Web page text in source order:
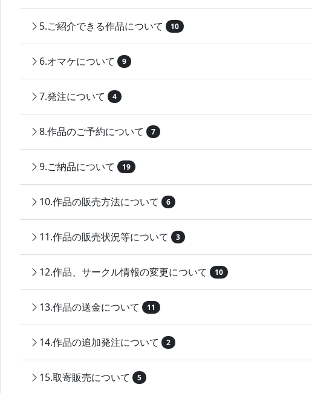
5.ご紹介できる作品について 10
6.オマケについて 9
7.発注について 4
8.作品のご予約について 7
9.ご納品について 19
10.作品の販売方法について 6
11.作品の販売状況等について 3
12.作品、サークル情報の変更について 10
13.作品の送金について 11
14.作品の追加発注について 2
15.取寄販売について 5